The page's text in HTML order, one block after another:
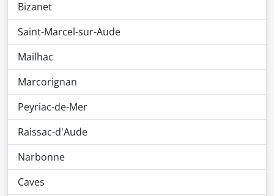
Bizanet
Saint-Marcel-sur-Aude
Mailhac
Marcorignan
Peyriac-de-Mer
Raissac-d'Aude
Narbonne
Caves